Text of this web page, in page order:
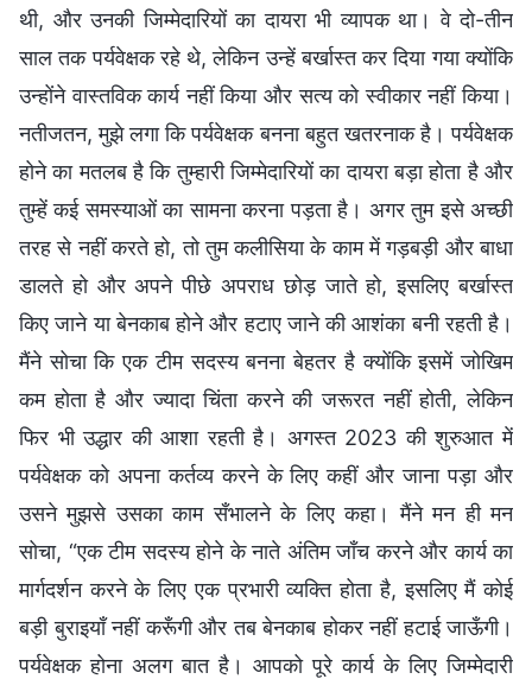
थी, और उनकी जिम्मेदारियों का दायरा भी व्यापक था। वे दो-तीन
साल तक पर्यवेक्षक रहे थे, लेकिन उन्हें बर्खास्त कर दिया गया क्योंकि
उन्होंने वास्तविक कार्य नहीं किया और सत्य को स्वीकार नहीं किया।
नतीजतन, मुझे लगा कि पर्यवेक्षक बनना बहुत खतरनाक है। पर्यवेक्षक
होने का मतलब है कि तुम्हारी जिम्मेदारियों का दायरा बड़ा होता है और
तुम्हें कई समस्याओं का सामना करना पड़ता है। अगर तुम इसे अच्छी
तरह से नहीं करते हो, तो तुम कलीसिया के काम में गड़बड़ी और बाधा
डालते हो और अपने पीछे अपराध छोड़ जाते हो, इसलिए बर्खास्त
किए जाने या बेनकाब होने और हटाए जाने की आशंका बनी रहती है।
मैंने सोचा कि एक टीम सदस्य बनना बेहतर है क्योंकि इसमें जोखिम
कम होता है और ज्यादा चिंता करने की जरूरत नहीं होती, लेकिन
फिर भी उद्धार की आशा रहती है। अगस्त 2023 की शुरुआत में
पर्यवेक्षक को अपना कर्तव्य करने के लिए कहीं और जाना पड़ा और
उसने मुझसे उसका काम सँभालने के लिए कहा। मैंने मन ही मन
सोचा, “एक टीम सदस्य होने के नाते अंतिम जाँच करने और कार्य का
मार्गदर्शन करने के लिए एक प्रभारी व्यक्ति होता है, इसलिए मैं कोई
बड़ी बुराइयाँ नहीं करूँगी और तब बेनकाब होकर नहीं हटाई जाऊँगी।
पर्यवेक्षक होना अलग बात है। आपको पूरे कार्य के लिए जिम्मेदारी